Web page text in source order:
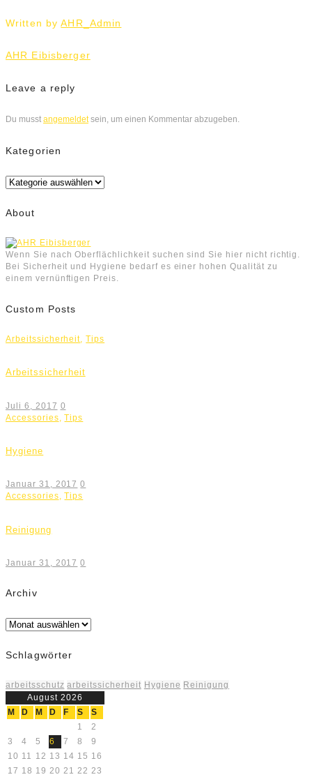
Written byAHR_Admin
Beitrags-
Navigation
AHR Eibisberger
Leave a reply
Du musst angemeldetsein, um einen Kommentar abzugeben.
Kategorien
Kategorien
About
Wenn Sie nach Oberflächlichkeit suchen sind Sie hier nicht richtig.
Bei Sicherheit und Hygiene bedarf es einer hohen Qualität zu
einem vernünftigen Preis.
Custom Posts
Arbeitssicherheit,Tips
Arbeitssicherheit
Juli 6, 2017 0
Accessories ,Tips
Hygiene
Januar 31, 2017 0
Accessories,Tips
Reinigung
Januar 31, 2017 0
Archiv
Archiv
Schlagwörter
arbeitsschutz arbeitssicherheit Hygiene Reinigung
August 2026
M
D M D F S
S
1
2
3
4 5 6 7 8
9
10 11 12 13 14 15 16
17 18 19 20 21 22 23